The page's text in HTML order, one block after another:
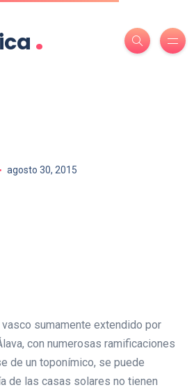
.
agosto 30, 2015
sumamente extendido por
con numerosas ramificaciones
de un toponímico, se puede
de las casas solares no tienen